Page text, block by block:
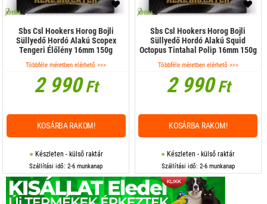
Sbs Csl Hookers Horog Bojli
Süllyedő Hordó Alakú Scopex
Tengeri Élőlény 16mm 150g
Többféle méretben elérhető >>>
2 990Ft
Készleten - külső raktár
Szállítási idő: 2-6 munkanap
KOSÁRBA RAKOM!
Sbs Csl Hookers Horog Bojli
Süllyedő Hordó Alakú Squid
Octopus Tintahal Polip 16mm 150g
Többféle méretben elérhető >>>
2 990Ft
Készleten - külső raktár
Szállítási idő: 2-6 munkanap
KOSÁRBA RAKOM!